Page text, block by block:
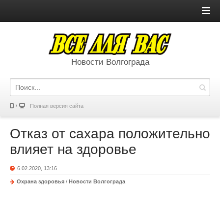
Новости Волгограда
Полная версия сайта
Отказ от сахара положительно
влияет на здоровье
6.02.2020, 13:16
Охрана здоровья / Новости Волгограда